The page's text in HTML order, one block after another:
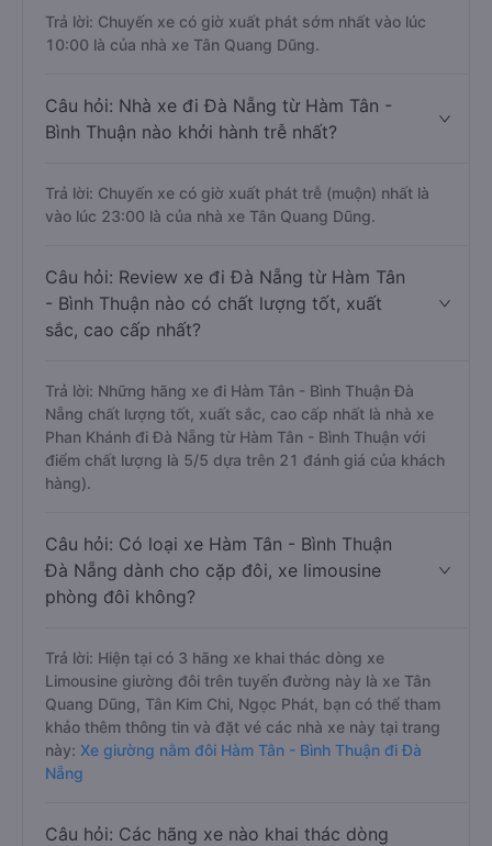
Trả lời: Chuyến xe có giờ xuất phát sớm nhất vào lúc
10:00 là của nhà xe Tân Quang Dũng.
Câu hỏi: Nhà xe đi Đà Nẵng từ Hàm Tân -
Bình Thuận nào khởi hành trễ nhất?
Trả lời: Chuyến xe có giờ xuất phát trễ (muộn) nhất là
vào lúc 23:00 là của nhà xe Tân Quang Dũng.
Câu hỏi: Review xe đi Đà Nẵng từ Hàm Tân
- Bình Thuận nào có chất lượng tốt, xuất
sắc, cao cấp nhất?
Trả lời: Những hãng xe đi Hàm Tân - Bình Thuận Đà
Nẵng chất lượng tốt, xuất sắc, cao cấp nhất là nhà xe
Phan Khánh đi Đà Nẵng từ Hàm Tân - Bình Thuận với
điểm chất lượng là 5/5 dựa trên 21 đánh giá của khách
hàng).
Câu hỏi: Có loại xe Hàm Tân - Bình Thuận
Đà Nẵng dành cho cặp đôi, xe limousine
phòng đôi không?
Trả lời: Hiện tại có 3 hãng xe khai thác dòng xe
Limousine giường đôi trên tuyến đường này là xe Tân
Quang Dũng, Tân Kim Chi, Ngọc Phát, bạn có thể tham
khảo thêm thông tin và đặt vé các nhà xe này tại trang
này: Xe giường nằm đôi Hàm Tân - Bình Thuận đi Đà
Nẵng
Câu hỏi: Các hãng xe nào khai thác dòng